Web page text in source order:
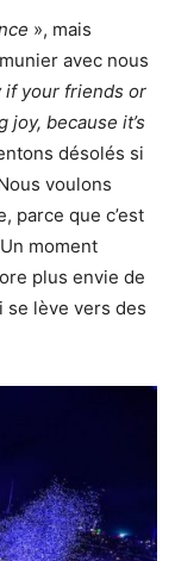
», mais
avec nous
if your friends or
because it’s
désolés si
voulons
parce que c’est
moment
plus envie de
se lève vers des